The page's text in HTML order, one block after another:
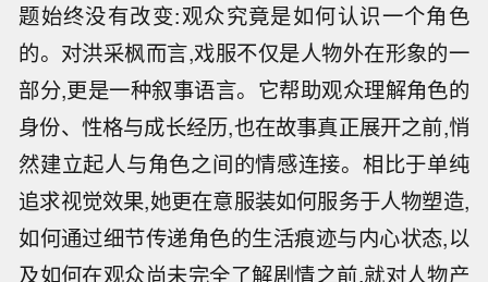
题始终没有改变:观众究竟是如何认识一个角色
的。对洪采枫而言,戏服不仅是人物外在形象的一
部分,更是一种叙事语言。它帮助观众理解角色的
身份、性格与成长经历,也在故事真正展开之前,悄
然建立起人与角色之间的情感连接。相比于单纯
追求视觉效果,她更在意服装如何服务于人物塑造,
如何通过细节传递角色的生活痕迹与内心状态,以
及如何在观众尚未完全了解剧情之前,就对人物产